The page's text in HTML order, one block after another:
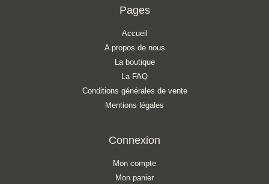
Pages
Accueil
A propos de nous
La boutique
La FAQ
Conditions générales de vente
Mentions légales
Connexion
Mon compte
Mon panier